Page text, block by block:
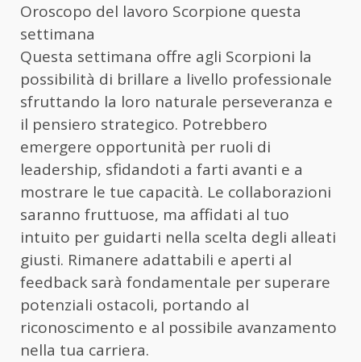
Oroscopo del lavoro Scorpione questa
settimana
Questa settimana offre agli Scorpioni la
possibilità di brillare a livello professionale
sfruttando la loro naturale perseveranza e
il pensiero strategico. Potrebbero
emergere opportunità per ruoli di
leadership, sfidandoti a farti avanti e a
mostrare le tue capacità. Le collaborazioni
saranno fruttuose, ma affidati al tuo
intuito per guidarti nella scelta degli alleati
giusti. Rimanere adattabili e aperti al
feedback sarà fondamentale per superare
potenziali ostacoli, portando al
riconoscimento e al possibile avanzamento
nella tua carriera.